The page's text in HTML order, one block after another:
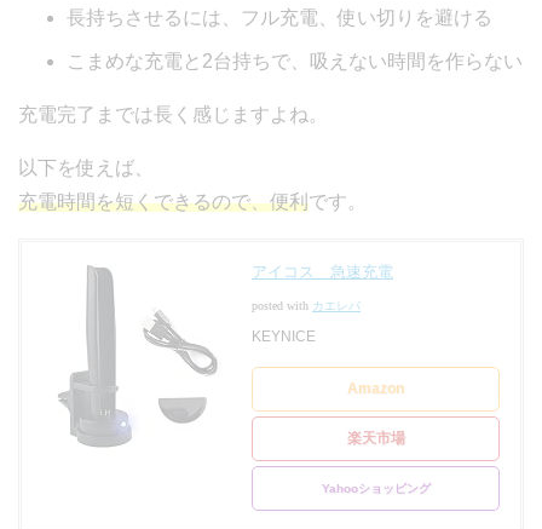
長持ちさせるには、フル充電、使い切りを避ける
こまめな充電と2台持ちで、吸えない時間を作らない
充電完了までは長く感じますよね。
以下を使えば、
充電時間を短くできるので、便利です。
アイコス 急速充電
posted with カエレバ
KEYNICE
Amazon
楽天市場
Yahooショッピング